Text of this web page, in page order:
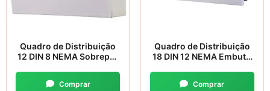
Quadro de Distribuição
12 DIN 8 NEMA Sobrepor
Quadro de Distribuição
18 DIN 12 NEMA Embutir